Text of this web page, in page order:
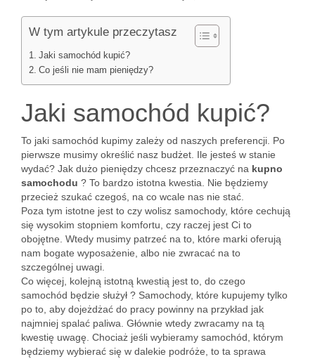
W tym artykule przeczytasz
Jaki samochód kupić?
Co jeśli nie mam pieniędzy?
Jaki samochód kupić?
To jaki samochód kupimy zależy od naszych preferencji. Po
pierwsze musimy określić nasz budżet. Ile jesteś w stanie
wydać? Jak dużo pieniędzy chcesz przeznaczyć na kupno
samochodu ? To bardzo istotna kwestia. Nie będziemy
przecież szukać czegoś, na co wcale nas nie stać.
Poza tym istotne jest to czy wolisz samochody, które cechują
się wysokim stopniem komfortu, czy raczej jest Ci to
obojętne. Wtedy musimy patrzeć na to, które marki oferują
nam bogate wyposażenie, albo nie zwracać na to
szczególnej uwagi.
Co więcej, kolejną istotną kwestią jest to, do czego
samochód będzie służył ? Samochody, które kupujemy tylko
po to, aby dojeżdżać do pracy powinny na przykład jak
najmniej spalać paliwa. Głównie wtedy zwracamy na tą
kwestię uwagę. Chociaż jeśli wybieramy samochód, którym
będziemy wybierać się w dalekie podróże, to ta sprawa